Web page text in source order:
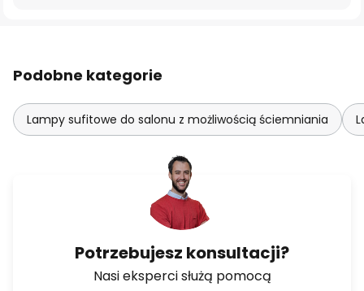
Podobne kategorie
Lampy sufitowe do salonu z możliwością ściemniania
Potrzebujesz konsultacji?
Nasi eksperci służą pomocą